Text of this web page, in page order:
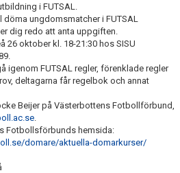
ICKE MEDLEMMAR
i FUTSAL.
döma ungdomsmatcher i FUTSAL
dig redo att anta uppgiften.
26 oktober kl. 18-21:30 hos SISU
igenom FUTSAL regler, förenklade regler
deltagarna får regelbok och annat
Beijer på Västerbottens Fotbollförbund,
.
Fotbollsförbunds hemsida:
domare/aktuella-domarkurser/